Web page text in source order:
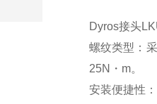
Dyros接头
螺纹类型：
25N ・ m。
安装便捷性